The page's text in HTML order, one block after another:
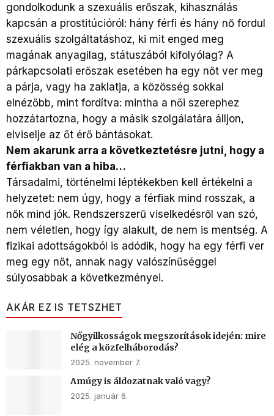
gondolkodunk a szexuális erőszak, kihasználás
kapcsán a prostitúcióról: hány férfi és hány nő fordul
szexuális szolgáltatáshoz, ki mit enged meg
magának anyagilag, státuszából kifolyólag? A
párkapcsolati erőszak esetében ha egy nőt ver meg
a párja, vagy ha zaklatja, a közösség sokkal
elnézőbb, mint fordítva: mintha a női szerephez
hozzátartozna, hogy a másik szolgálatára álljon,
elviselje az őt érő bántásokat.
Nem akarunk arra a következtetésre jutni, hogy a
férfiakban van a hiba…
Társadalmi, történelmi léptékekben kell értékelni a
helyzetet: nem úgy, hogy a férfiak mind rosszak, a
nők mind jók. Rendszerszerű viselkedésről van szó,
nem véletlen, hogy így alakult, de nem is mentség. A
fizikai adottságokból is adódik, hogy ha egy férfi ver
meg egy nőt, annak nagy valószínűséggel
súlyosabbak a következményei.
AKÁR EZ IS TETSZHET
Nőgyilkosságok megszorítások idején: mire
elég a közfelháborodás?
2025. november 7.
Amúgy is áldozatnak való vagy?
2025. január 6.